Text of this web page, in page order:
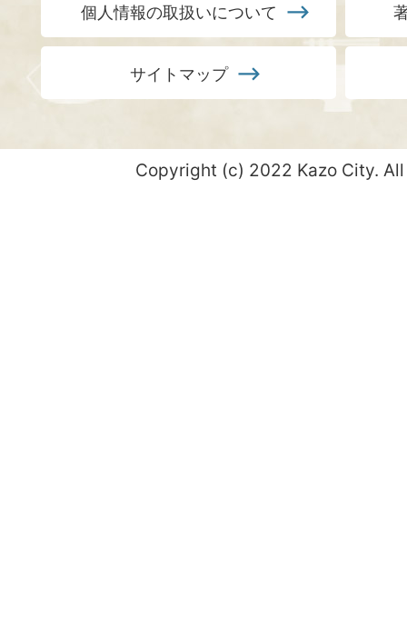
個人情報の取扱いについて
サイトマップ
Copyright (c) 2022 Kazo City.